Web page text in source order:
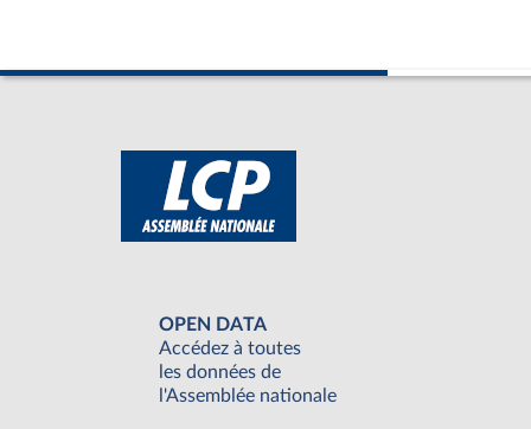
OPEN DATA
Accédez à toutes
les données de
l'Assemblée nationale